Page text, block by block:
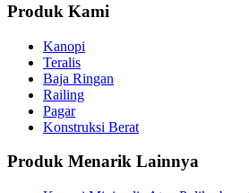
Produk Kami
Kanopi
Teralis
Baja Ringan
Railing
Pagar
Konstruksi Berat
Produk Menarik Lainnya